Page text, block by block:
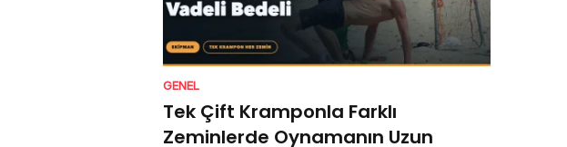
GENEL
Tek Çift Kramponla Farklı
Zeminlerde Oynamanın Uzun